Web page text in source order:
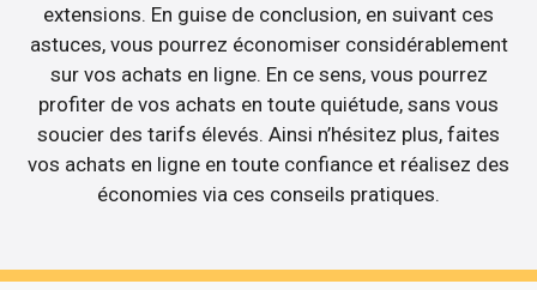
extensions. En guise de conclusion, en suivant ces
astuces, vous pourrez économiser considérablement
sur vos achats en ligne. En ce sens, vous pourrez
profiter de vos achats en toute quiétude, sans vous
soucier des tarifs élevés. Ainsi n’hésitez plus, faites
vos achats en ligne en toute confiance et réalisez des
économies via ces conseils pratiques.